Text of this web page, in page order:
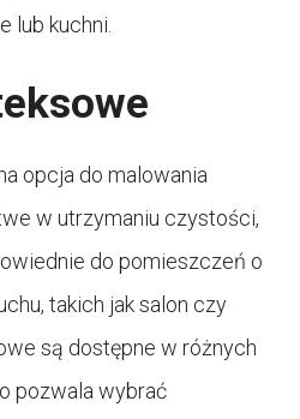
lub kuchni.
opcja do malowania
w utrzymaniu czystości,
do pomieszczeń o
takich jak salon czy
są dostępne w różnych
pozwala wybrać